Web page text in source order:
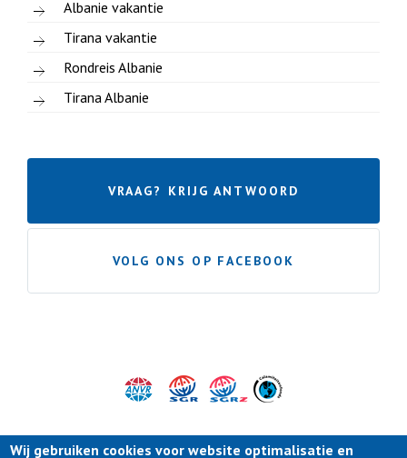
Albanie vakantie
Tirana vakantie
Rondreis Albanie
Tirana Albanie
VRAAG? KRIJG ANTWOORD
VOLG ONS OP FACEBOOK
Wij gebruiken cookies voor website optimalisatie en